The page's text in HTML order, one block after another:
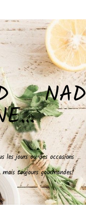
NAD
jours ou des occasions
mais toujours gourmandes!